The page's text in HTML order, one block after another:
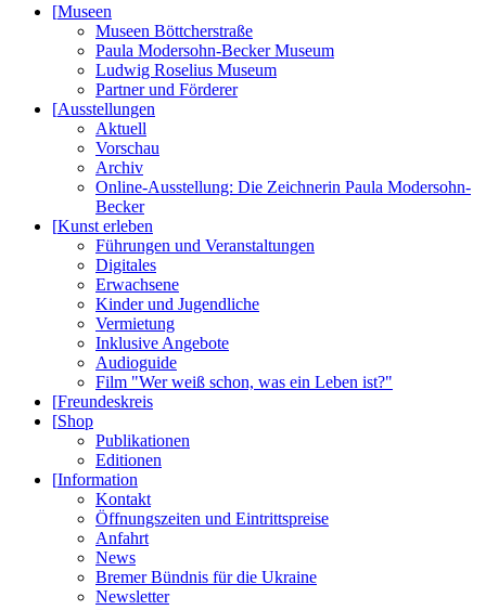
[Museen
Museen Böttcherstraße
Paula Modersohn-Becker Museum
Ludwig Roselius Museum
Partner und Förderer
[Ausstellungen
Aktuell
Vorschau
Archiv
Online-Ausstellung: Die Zeichnerin Paula Modersohn-
Becker
[Kunst erleben
Führungen und Veranstaltungen
Digitales
Erwachsene
Kinder und Jugendliche
Vermietung
Inklusive Angebote
Audioguide
Film "Wer weiß schon, was ein Leben ist?"
[Freundeskreis
[Shop
Publikationen
Editionen
[Information
Kontakt
Öffnungszeiten und Eintrittspreise
Anfahrt
News
Bremer Bündnis für die Ukraine
Newsletter